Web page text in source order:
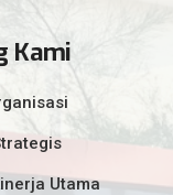
Kami
Utama